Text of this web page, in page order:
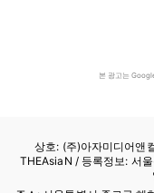
본 광고는
상호: (주)아자미디어앤
THEAsiaN / 등록정보: 서